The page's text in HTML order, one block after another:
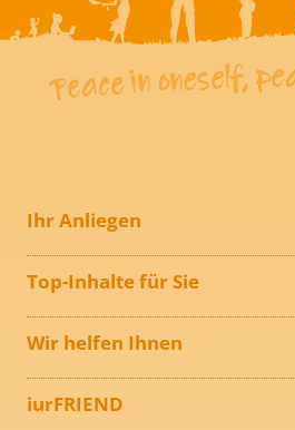
Ihr Anliegen
Top-Inhalte für Sie
Wir helfen Ihnen
iurFRIEND